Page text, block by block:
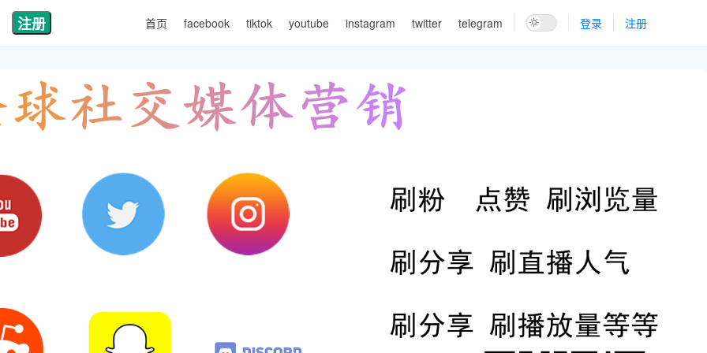
注册 首页 facebook tiktok youtube instagram twitter telegram 登录 注册